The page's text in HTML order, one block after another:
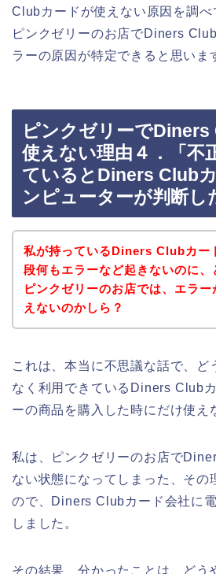
Clubカードが使えない原因を調べ
ピンクゼリーのお店でDiners
ラーの原因が特定できると思いま
ピンクゼリーで
使えない理由４．「不
ているとDiners Club
ンピューターが判断し
私が持っているDiners Clubカー
段何もエラーなど起きないのに、
ピンクゼリーのお店では、エラー
えないのかしら？
これは、本当に不思議な話で、ど
なく利用できているDiners Club
ーの商品を購入した時にだけ使え
私は、ピンクゼリーのお店で
ない状態になってしまった、その
ので、Diners Clubカード会社に
しました。
その結果、分かったことは、どう